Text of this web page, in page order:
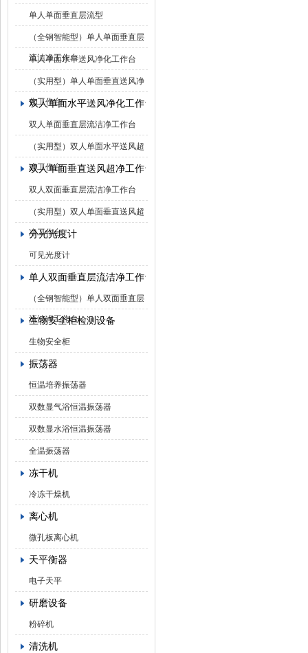
单人单面垂直层流型
（全钢智能型）单人单面垂直层
流洁净工作台
单人单面水平送风净化工作台
（实用型）单人单面垂直送风净
化工作台
双人单面水平送风净化工作台
双人单面垂直层流洁净工作台
（实用型）双人单面水平送风超
净工作台
双人单面垂直送风超净工作台
双人双面垂直层流洁净工作台
（实用型）双人单面垂直送风超
净工作台
分光光度计
可见光度计
单人双面垂直层流洁净工作台
（全钢智能型）单人双面垂直层
流洁净工作台
生物安全柜检测设备
生物安全柜
振荡器
恒温培养振荡器
双数显气浴恒温振荡器
双数显水浴恒温振荡器
全温振荡器
冻干机
冷冻干燥机
离心机
微孔板离心机
天平衡器
电子天平
研磨设备
粉碎机
清洗机